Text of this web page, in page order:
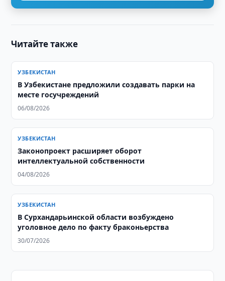
Читайте также
УЗБЕКИСТАН
В Узбекистане предложили создавать парки на
месте госучреждений
06/08/2026
УЗБЕКИСТАН
Законопроект расширяет оборот
интеллектуальной собственности
04/08/2026
УЗБЕКИСТАН
​​​​​​​В Сурхандарьинской области возбуждено
уголовное дело по факту браконьерства
30/07/2026